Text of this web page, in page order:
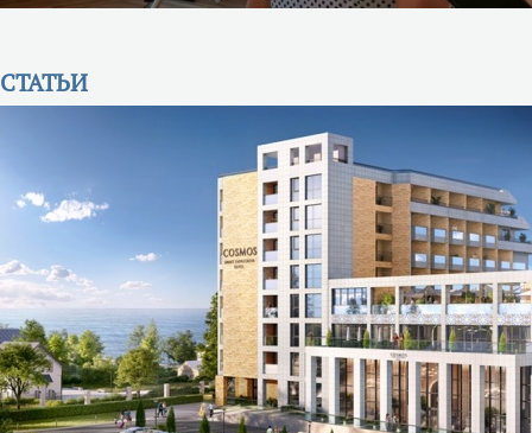
СТАТЬИ